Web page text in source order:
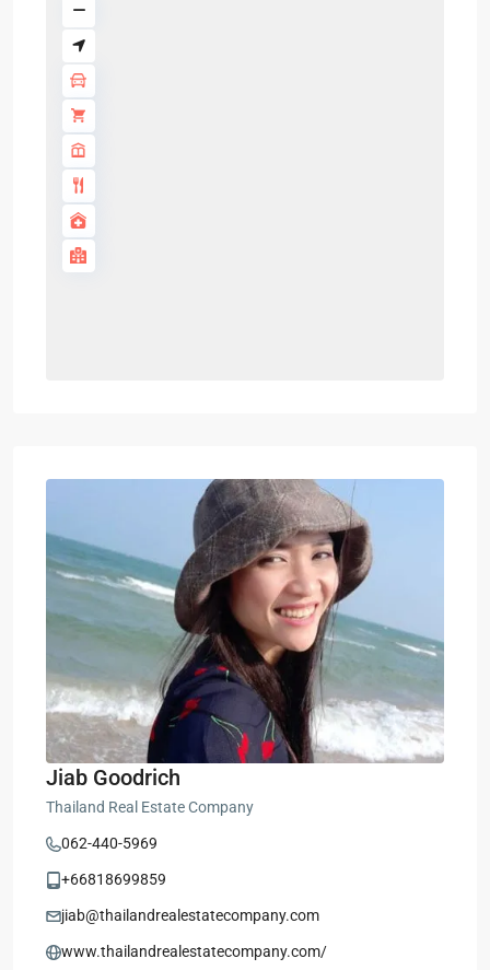
Jiab Goodrich
Thailand Real Estate Company
062-440-5969
+66818699859
jiab@thailandrealestatecompany.com
www.thailandrealestatecompany.com/